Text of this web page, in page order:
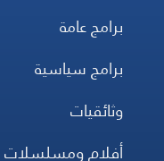
برامج عامة
برامج سياسية
وثائقيات
أفلام ومسلسلات